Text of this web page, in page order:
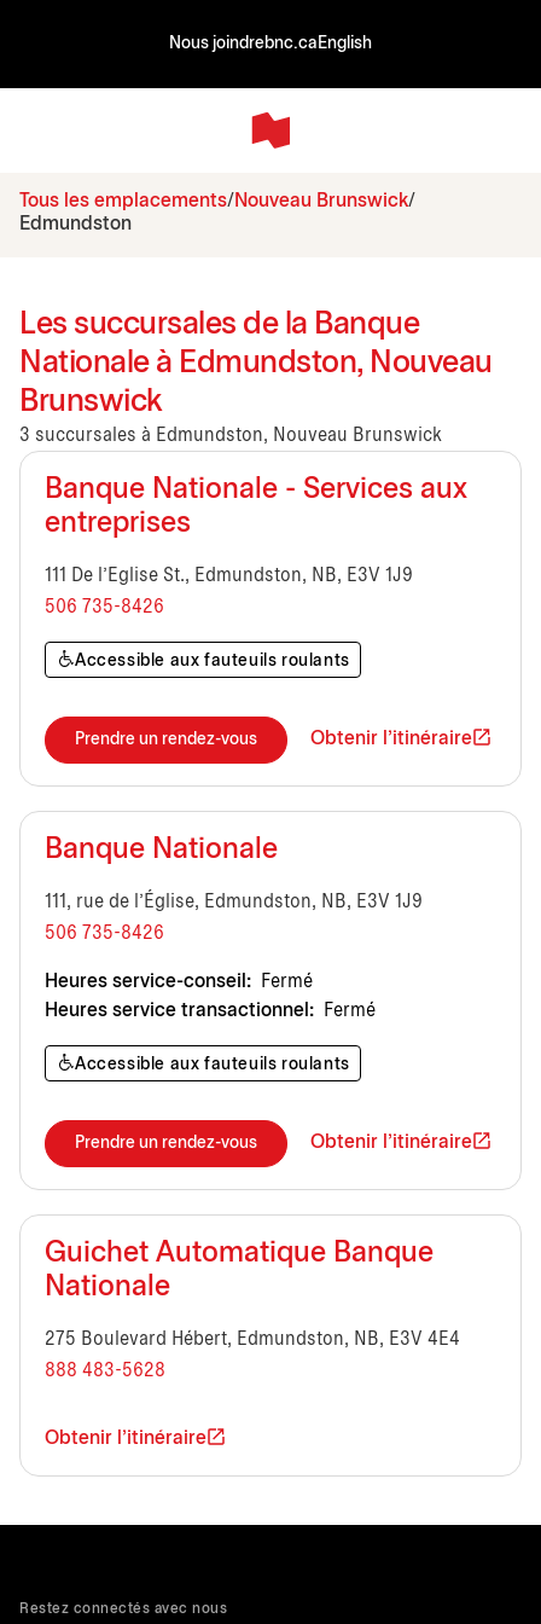
Nous joindrebnc.ca English
Tous les emplacements Nouveau Brunswick
Edmundston
Les succursales de la Banque
Nationale à Edmundston, Nouveau
Brunswick
3 succursales à Edmundston, Nouveau Brunswick
Banque Nationale - Services aux
entreprises
111 De l'Eglise St., Edmundston, NB, E3V 1J9
506 735-8426
Accessible aux fauteuils roulants
Prendre un rendez-vous Obtenir l'itinéraire
Banque Nationale
111, rue de l'Église, Edmundston, NB, E3V 1J9
506 735-8426
Heures service-conseil:
Fermé
Heures service transactionnel:
Fermé
Accessible aux fauteuils roulants
Prendre un rendez-vous Obtenir l'itinéraire
Guichet Automatique Banque
Nationale
275 Boulevard Hébert, Edmundston, NB, E3V 4E4
888 483-5628
Obtenir l'itinéraire
Restez connectés avec nous